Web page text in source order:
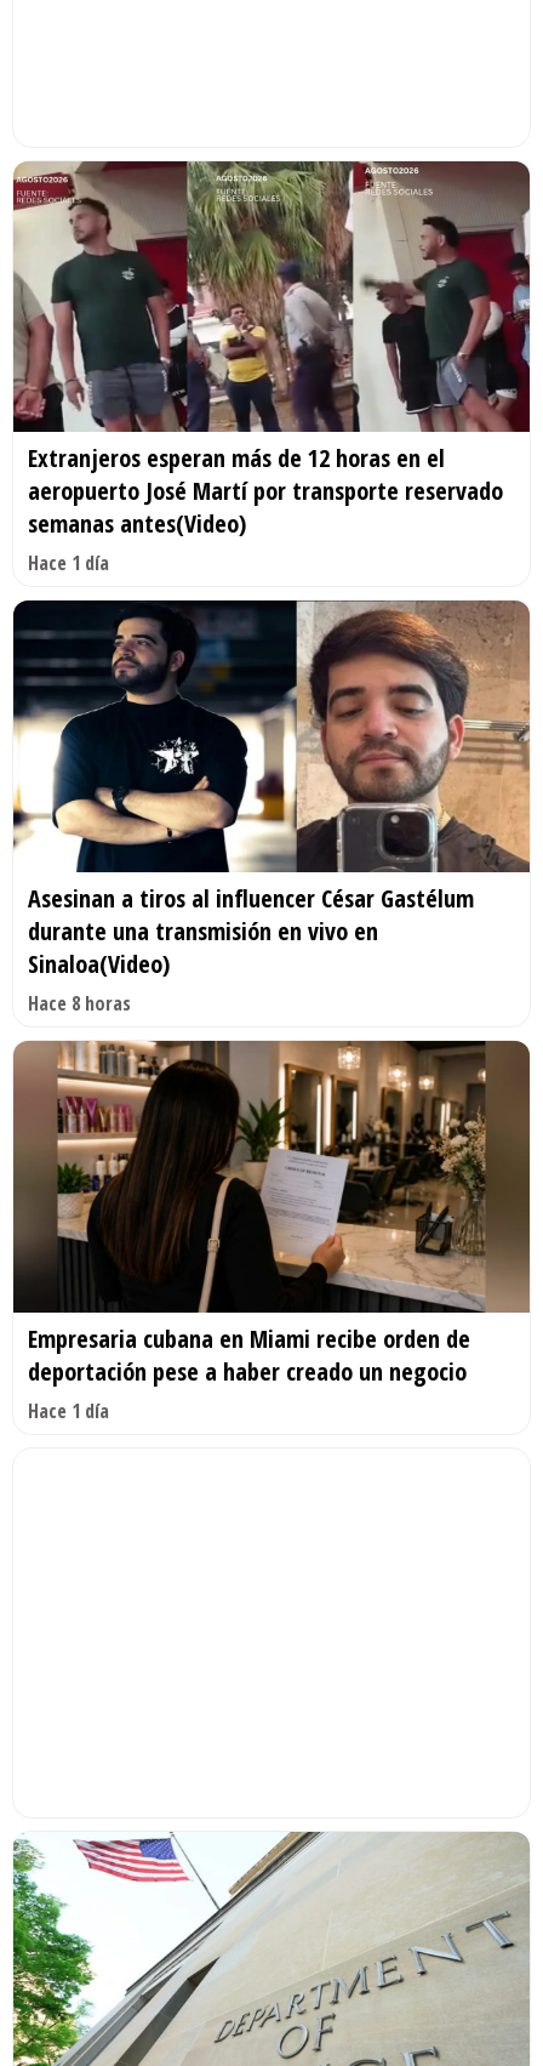
Extranjeros esperan más de 12 horas en el
aeropuerto José Martí por transporte reservado
semanas antes(Video)
Hace 1 día
Asesinan a tiros al influencer César Gastélum
durante una transmisión en vivo en
Sinaloa(Video)
Hace 8 horas
Empresaria cubana en Miami recibe orden de
deportación pese a haber creado un negocio
Hace 1 día